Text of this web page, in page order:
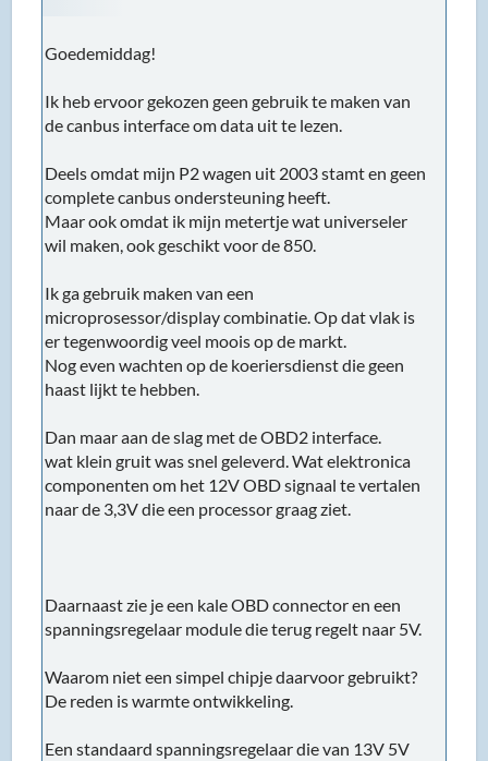
Goedemiddag!
Ik heb ervoor gekozen geen gebruik te maken van
de canbus interface om data uit te lezen.
Deels omdat mijn P2 wagen uit 2003 stamt en geen
complete canbus ondersteuning heeft.
Maar ook omdat ik mijn metertje wat universeler
wil maken, ook geschikt voor de 850.
Ik ga gebruik maken van een
microprosessor/display combinatie. Op dat vlak is
er tegenwoordig veel moois op de markt.
Nog even wachten op de koeriersdienst die geen
haast lijkt te hebben.
Dan maar aan de slag met de OBD2 interface.
wat klein gruit was snel geleverd. Wat elektronica
componenten om het 12V OBD signaal te vertalen
naar de 3,3V die een processor graag ziet.
Daarnaast zie je een kale OBD connector en een
spanningsregelaar module die terug regelt naar 5V.
Waarom niet een simpel chipje daarvoor gebruikt?
De reden is warmte ontwikkeling.
Een standaard spanningsregelaar die van 13V 5V